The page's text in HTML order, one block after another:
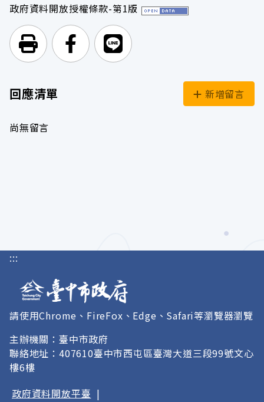
政府資料開放授權條款-第1版
列印頁面前往Facebook
前往Line
回應清單 新增留言
尚無留言
:::
請使用Chrome、FireFox、Edge、Safari等瀏覽器瀏覽
主辦機關：臺中市政府
聯絡地址：407610臺中市西屯區臺灣大道三段99號文心
樓6樓
政府資料開放平臺 |